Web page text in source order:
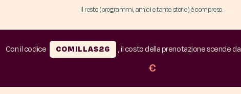
Il resto (programmi, amici e tante storie) è compreso.
Con il codice COMILLAS26 , il costo della prenotazione scende da
€